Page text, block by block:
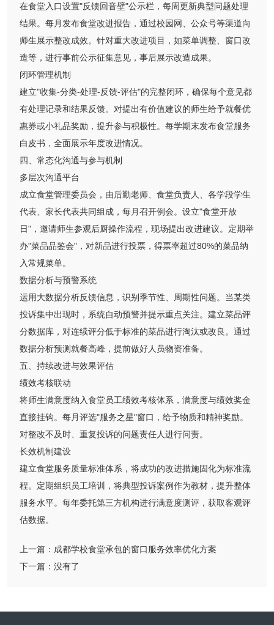
在食堂入口设置"反馈回音壁"公示栏，每周更新典型问题处理
结果。每月发布食堂改进报告，通过校园网、公众号等渠道向
师生展示整改成效。针对重大改进项目，如菜单调整、窗口改
造等，进行事前公示征集意见，事后展示改造成果。
闭环管理机制
建立"收集-分类-处理-反馈-评估"的完整闭环，确保每个意见都
有处理记录和结果反馈。对提出有价值建议的师生给予就餐优
惠券或小礼品奖励，提升参与积极性。每学期末发布食堂服务
白皮书，全面展示年度改进情况。
四、常态化沟通与参与机制
多层次沟通平台
成立食堂管理委员会，由后勤老师、食堂负责人、各学段学生
代表、家长代表共同组成，每月召开例会。设立"食堂开放
日"，邀请师生参观后厨操作流程，现场提出改进建议。定期举
办"菜品品鉴会"，对新品进行投票，得票率超过80%的菜品纳
入常规菜单。
数据分析与预警系统
运用大数据分析反馈信息，识别季节性、周期性问题。当某类
投诉集中出现时，系统自动预警并提示重点关注。建立菜品评
分数据库，对连续评分低于标准的菜品进行淘汰或改良。通过
数据分析预测就餐高峰，提前做好人员物资准备。
五、持续改进与效果评估
绩效考核联动
将师生满意度纳入食堂员工绩效考核体系，满意度与绩效奖金
直接挂钩。每月评选"服务之星"窗口，给予物质和精神奖励。
对整改不及时、重复投诉的问题责任人进行问责。
长效机制建设
建立食堂服务质量标准体系，将成功的改进措施固化为标准流
程。定期组织员工培训，将典型投诉案例作为教材，提升整体
服务水平。每年委托第三方机构进行满意度测评，获取客观评
估数据。
上一篇： 成都学校食堂承包的窗口服务效率优化方案
下一篇： 没有了